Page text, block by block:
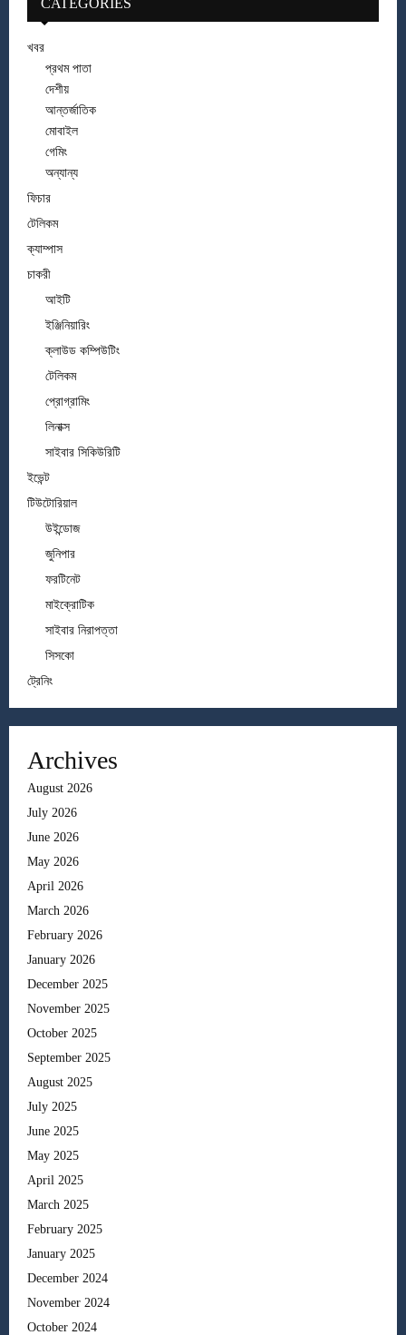
খবর
প্রথম পাতা
দেশীয়
আন্তর্জাতিক
মোবাইল
গেমিং
অন্যান্য
ফিচার
টেলিকম
ক্যাম্পাস
চাকরী
আইটি
ইঞ্জিনিয়ারিং
ক্লাউড কম্পিউটিং
টেলিকম
প্রোগ্রামিং
লিনাক্স
সাইবার সিকিউরিটি
ইভেন্ট
টিউটোরিয়াল
উইন্ডোজ
জুনিপার
ফরটিনেট
মাইক্রোটিক
সাইবার নিরাপত্তা
সিসকো
ট্রেনিং
Archives
August 2026
July 2026
June 2026
May 2026
April 2026
March 2026
February 2026
January 2026
December 2025
November 2025
October 2025
September 2025
August 2025
July 2025
June 2025
May 2025
April 2025
March 2025
February 2025
January 2025
December 2024
November 2024
October 2024